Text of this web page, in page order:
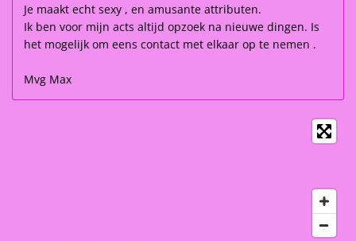
Je maakt echt sexy , en amusante attributen.
Ik ben voor mijn acts altijd opzoek na nieuwe dingen. Is
het mogelijk om eens contact met elkaar op te nemen .
Mvg Max